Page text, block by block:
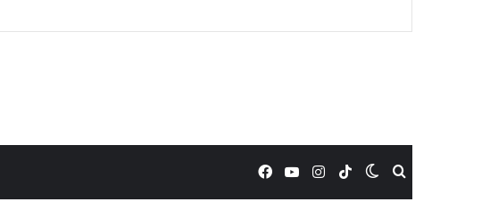
Switch
TikTok
Instagram
YouTube
Facebook